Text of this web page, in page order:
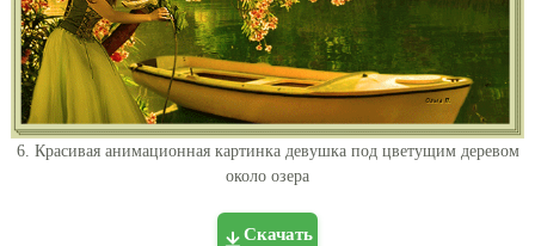
6. Красивая анимационная картинка девушка под цветущим деревом
около озера
Скачать